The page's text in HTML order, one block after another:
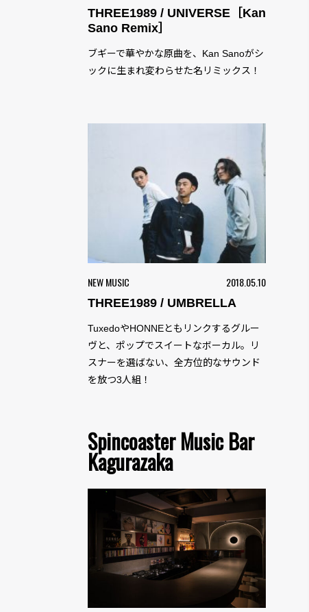
THREE1989 / UNIVERSE［Kan
Sano Remix］
ブギーで華やかな原曲を、Kan Sanoがシ
ックに生まれ変わらせた名リミックス！
NEW MUSIC 2018.05.10
THREE1989 / UMBRELLA
TuxedoやHONNEともリンクするグルー
ヴと、ポップでスイートなボーカル。リ
スナーを選ばない、全方位的なサウンド
を放つ3人組！
Spincoaster Music Bar
Kagurazaka